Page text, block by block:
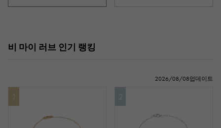
비 마이 러브 인기 랭킹
2026/08/08업데이트
1 2